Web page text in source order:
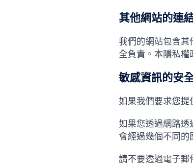
其他網站的連
我們的網站包含
全負責。本隱私權
敏感資訊的安
如果我們要求您提
如果您透過網路透
會經過幾個不同的
請不要透過電子郵